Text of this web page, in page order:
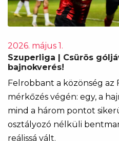
2026. május 1.
Szuperliga | Csürös
bajnokverés!
Felrobbant a közönség az
mérkőzés végén: egy, a
mind a három pontot
osztályozó nélküli
reálissá vált.